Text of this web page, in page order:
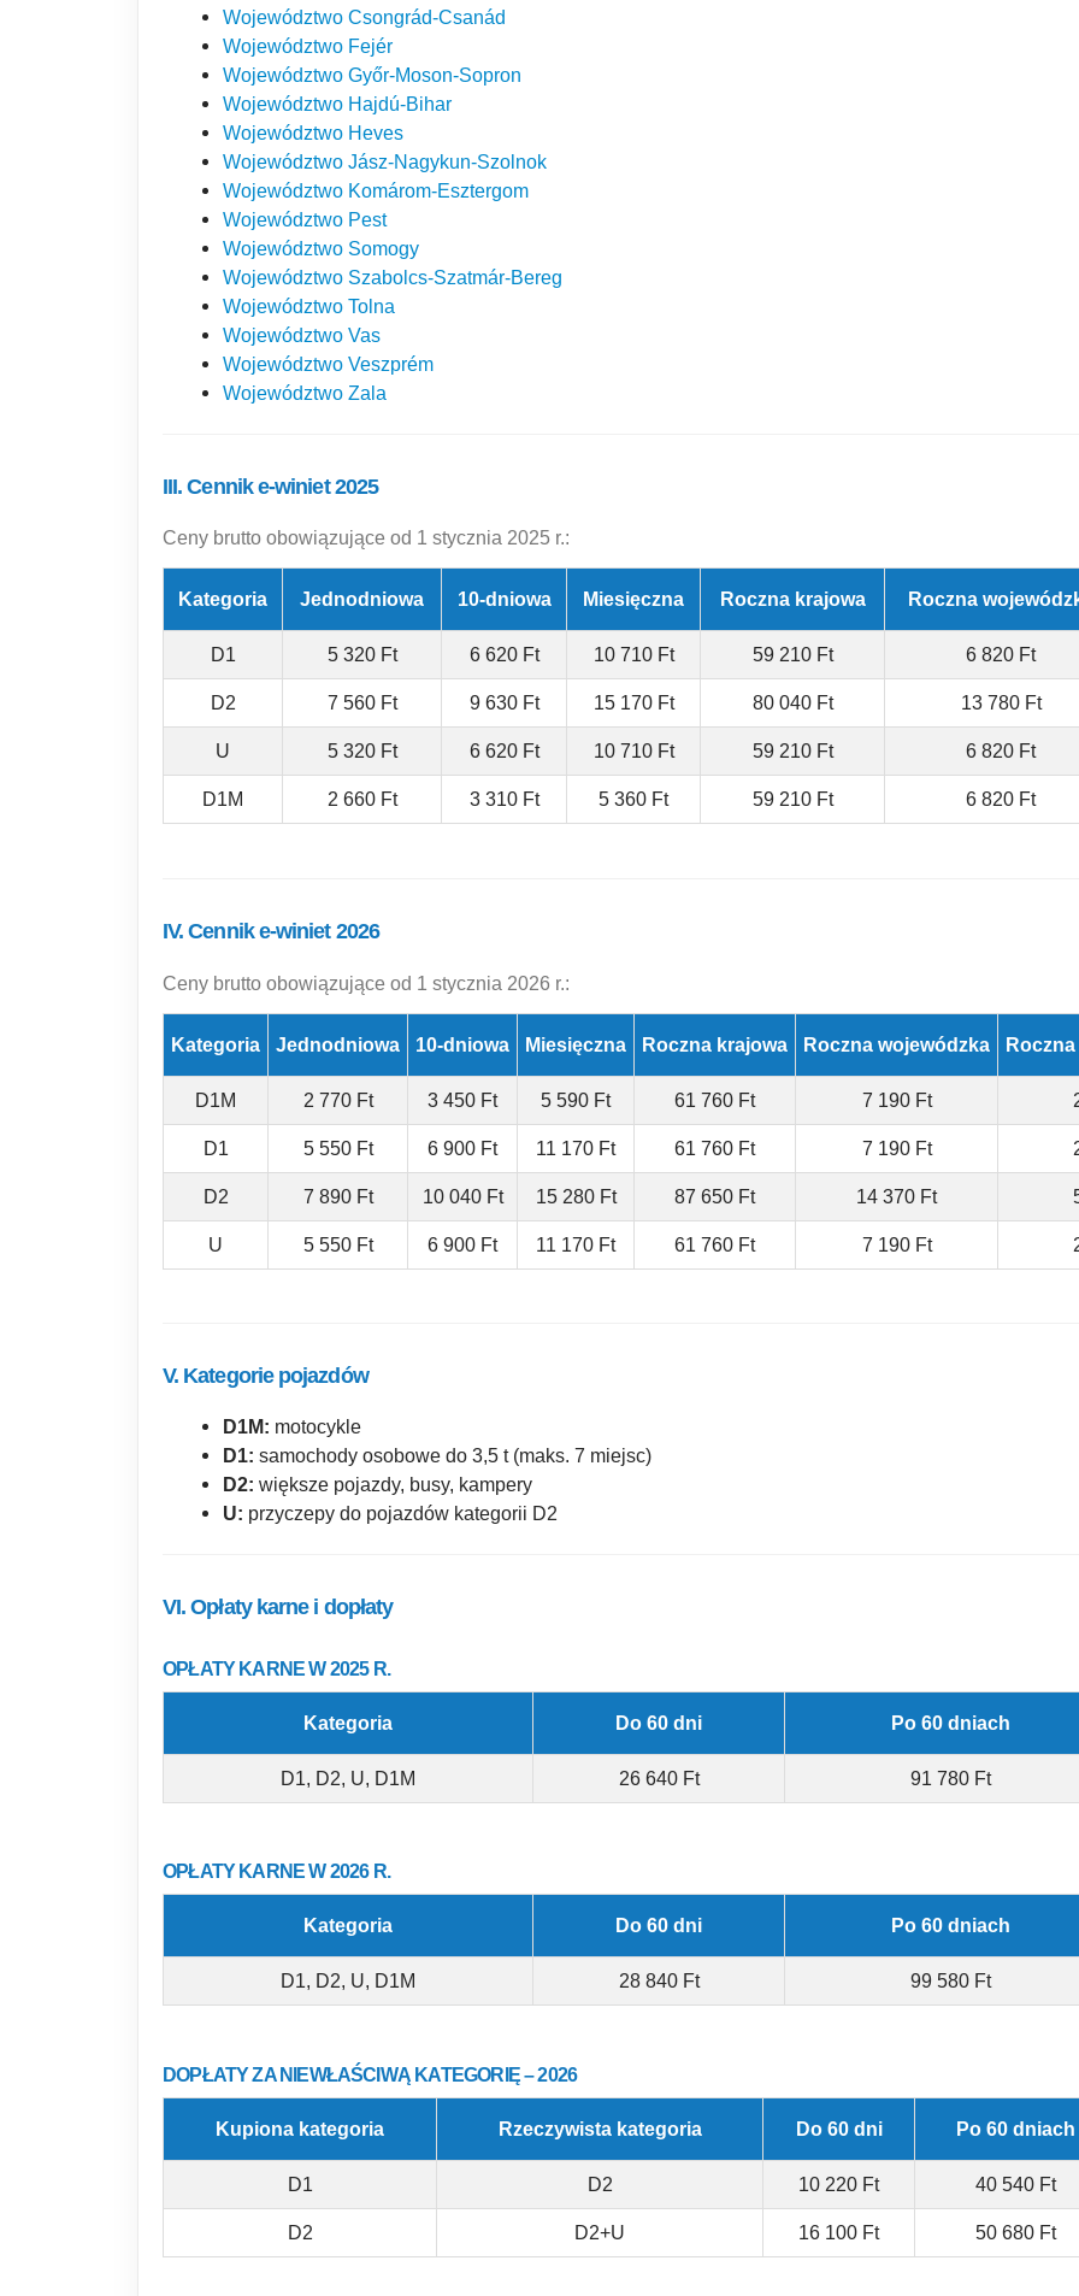
Województwo Csongrád-Csanád
Województwo Fejér
Województwo Győr-Moson-Sopron
Województwo Hajdú-Bihar
Województwo Heves
Województwo Jász-Nagykun-Szolnok
Województwo Komárom-Esztergom
Województwo Pest
Województwo Somogy
Województwo Szabolcs-Szatmár-Bereg
Województwo Tolna
Województwo Vas
Województwo Veszprém
Województwo Zala
III. Cennik e-winiet 2025
Ceny brutto obowiązujące od 1 stycznia 2025 r.:
Kategoria Jednodniowa 10-dniowa Miesięczna Roczna krajowa Roczna
D1 5 320 Ft 6 620 Ft 10 710 Ft 59 210 Ft 6 820 Ft
D2 7 560 Ft 9 630 Ft 15 170 Ft 80 040 Ft 13 780 Ft
U 5 320 Ft 6 620 Ft 10 710 Ft 59 210 Ft 6 820 Ft
D1M 2 660 Ft 3 310 Ft 5 360 Ft 59 210 Ft 6 820 Ft
IV. Cennik e-winiet 2026
Ceny brutto obowiązujące od 1 stycznia 2026 r.:
Kategoria Jednodniowa 10-dniowa Miesięczna Roczna krajowa Roczna wojewódzka
D1M 2 770 Ft 3 450 Ft 5 590 Ft 61 760 Ft 7 190 Ft
D1 5 550 Ft 6 900 Ft 11 170 Ft 61 760 Ft 7 190 Ft
D2 7 890 Ft 10 040 Ft 15 280 Ft 87 650 Ft 14 370 Ft
U 5 550 Ft 6 900 Ft 11 170 Ft 61 760 Ft 7 190 Ft
V. Kategorie pojazdów
D1M: motocykle
D1: samochody osobowe do 3,5 t (maks. 7 miejsc)
D2: większe pojazdy, busy, kampery
U: przyczepy do pojazdów kategorii D2
VI. Opłaty karne i dopłaty
OPŁATY KARNE W 2025 R.
Kategoria Do 60 dni Po 60 dniach
D1, D2, U, D1M 26 640 Ft 91 780 Ft
OPŁATY KARNE W 2026 R.
Kategoria Do 60 dni Po 60 dniach
D1, D2, U, D1M 28 840 Ft 99 580 Ft
DOPŁATY ZA NIEWŁAŚCIWĄ KATEGORIĘ – 2026
Kupiona kategoria Rzeczywista kategoria Do 60 dni Po 60 dniach
D1 D2 10 220 Ft 40 540 Ft
D2 D2+U 16 100 Ft 50 680 Ft